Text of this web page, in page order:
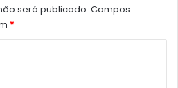
será publicado. Campos
*